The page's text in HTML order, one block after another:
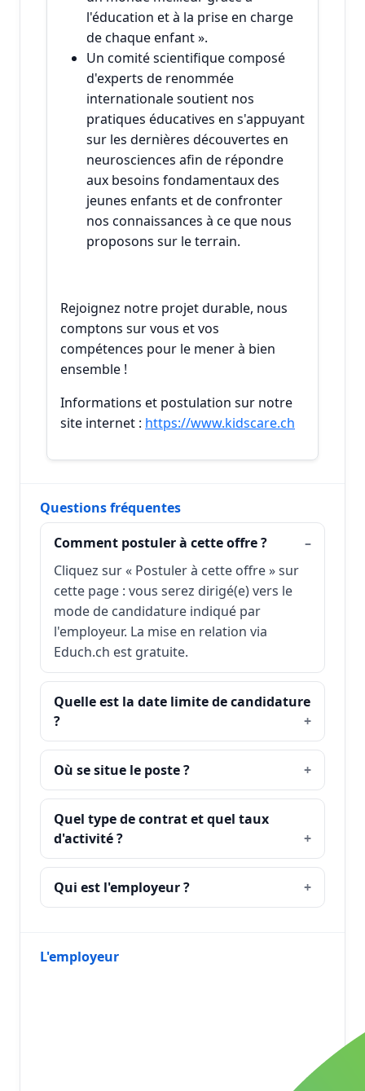
l'éducation et à la prise en charge
de chaque enfant ».
Un comité scientifique composé
d'experts de renommée
internationale soutient nos
pratiques éducatives en s'appuyant
sur les dernières découvertes en
neurosciences afin de répondre
aux besoins fondamentaux des
jeunes enfants et de confronter
nos connaissances à ce que nous
proposons sur le terrain.
Rejoignez notre projet durable, nous
comptons sur vous et vos
compétences pour le mener à bien
ensemble !
Informations et postulation sur notre
site internet : https://www.kidscare.ch
Questions fréquentes
Comment postuler à cette offre ?
Cliquez sur « Postuler à cette offre » sur
cette page : vous serez dirigé(e) vers le
mode de candidature indiqué par
l'employeur. La mise en relation via
Educh.ch est gratuite.
Quelle est la date limite de candidature
?
Où se situe le poste ?
Quel type de contrat et quel taux
d'activité ?
Qui est l'employeur ?
L'employeur